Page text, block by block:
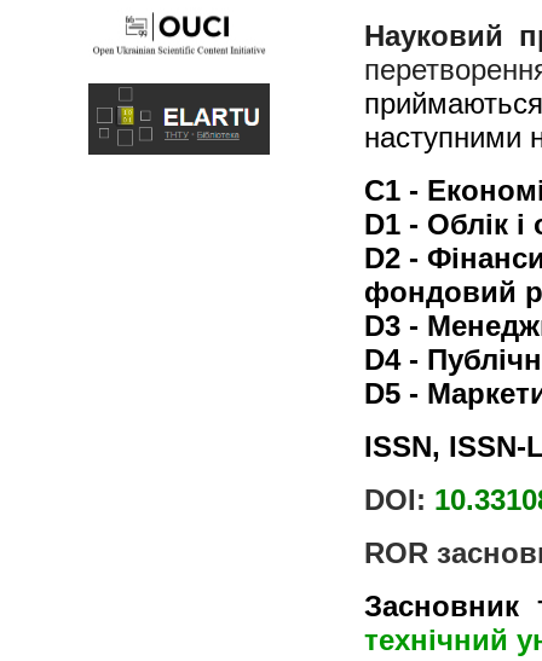
Науковий
наступними
C1 -
D1 - Облік
D2 -
фондовий
D3 -
D4 -
D5 -
ISSN, ISSN-
DOI:
ROR
технічний